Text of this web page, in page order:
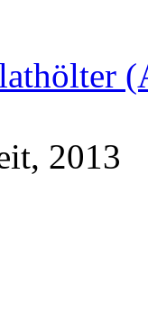
2013